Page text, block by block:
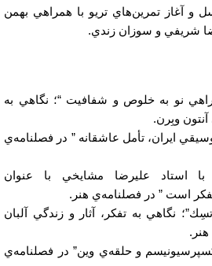
و آغاز تمرين‌هاي تريو با همراهي بهمن
شريفي و سوزان زندي.
راهي نو به خلوص و شفافيت “؛ نگاهي به
آنتون وبِرن.
ايران، تأمل عاشقانه ” در فصلنامه‌ي
با استاد عليرضا مشايخي با عنوان
است ” در فصلنامه‌ي هنر.
نگاهي به تفكر، آثار و زندگي آلبان
و حلقه‌ي وين” در فصلنامه‌ي